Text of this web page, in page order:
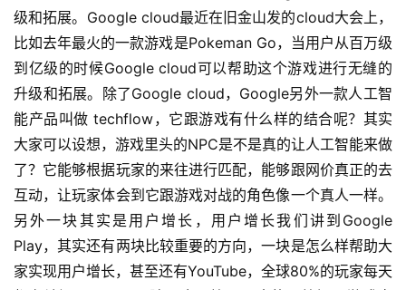
0
2
5
第
十
三
届
金
茶
奖
级和拓展。Google cloud最近在旧金山发的cloud大会上，
比如去年最火的一款游戏是Pokeman Go，当用户从百万级
到亿级的时候Google cloud可以帮助这个游戏进行无缝的
升级和拓展。除了Google cloud，Google另外一款人工智
能产品叫做 techflow，它跟游戏有什么样的结合呢？其实
大家可以设想，游戏里头的NPC是不是真的让人工智能来做
了？它能够根据玩家的来往进行匹配，能够跟网价真正的去
互动，让玩家体会到它跟游戏对战的角色像一个真人一样。
另外一块其实是用户增长，用户增长我们讲到Google
Play，其实还有两块比较重要的方向，一块是怎么样帮助大
家实现用户增长，甚至还有YouTube，全球80%的玩家每天